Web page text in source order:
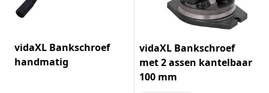
vidaXL Bankschroef
handmatig
vidaXL Bankschroef
met 2 assen kantelbaar
100 mm